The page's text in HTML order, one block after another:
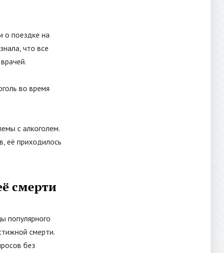
о поездке на
что все
во время
с алкоголем.
её приходилось
смерти
популярного
смерти.
без